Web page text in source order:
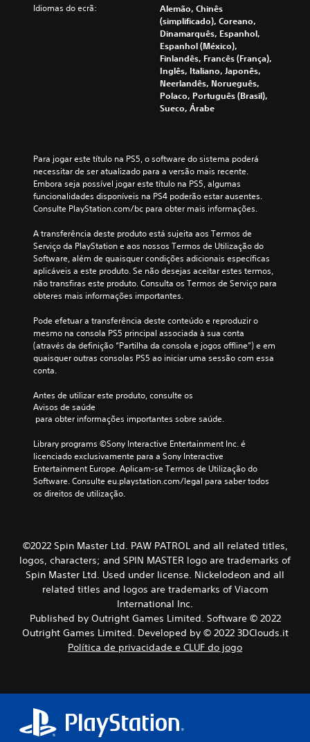
s
í
t
u
l
o
n
a
v
e
g
a
a
t
r
a
s
d
o
m
e
n
u
s
m
a
n
b
o
t
p
e
m
Idiomas do ecrã:
Alemão, Chinês
(simplificado), Coreano,
Dinamarquês, Espanhol,
Espanhol (México),
Finlandês, Francês (França),
Inglês, Italiano, Japonês,
Neerlandês, Norueguês,
Polaco, Português (Brasil),
Sueco, Árabe
Para jogar este título na PS5, o software do sistema poderá
necessitar de ser atualizado para a versão mais recente.
Embora seja possível jogar este título na PS5, algumas
funcionalidades disponíveis na PS4 poderão estar ausentes.
Consulte PlayStation.com/bc para obter mais informações.
A transferência deste produto está sujeita aos Termos de
Serviço da PlayStation e aos nossos Termos de Utilização do
Software, além de quaisquer condições adicionais específicas
aplicáveis a este produto. Se não desejas aceitar estes termos,
não transfiras este produto. Consulta os Termos de Serviço para
obteres mais informações importantes.
Pode efetuar a transferência deste conteúdo e reproduzir o
mesmo na consola PS5 principal associada à sua conta
(através da definição “Partilha da consola e jogos offline”) e em
quaisquer outras consolas PS5 ao iniciar uma sessão com essa
conta.
Antes de utilizar este produto, consulte os
Avisos de saúde
para obter informações importantes sobre saúde.
Library programs ©Sony Interactive Entertainment Inc. é
licenciado exclusivamente para a Sony Interactive
Entertainment Europe. Aplicam-se Termos de Utilização do
Software. Consulte eu.playstation.com/legal para saber todos
os direitos de utilização.
©2022 Spin Master Ltd. PAW PATROL and all related titles,
logos, characters; and SPIN MASTER logo are trademarks of
Spin Master Ltd. Used under license. Nickelodeon and all
related titles and logos are trademarks of Viacom
International Inc.
Published by Outright Games Limited. Software © 2022
Outright Games Limited. Developed by © 2022 3DClouds.it
Política de privacidade e CLUF do jogo